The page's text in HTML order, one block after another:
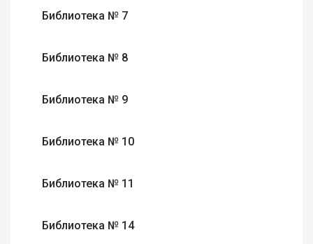
Библиотека № 7
Библиотека № 8
Библиотека № 9
Библиотека № 10
Библиотека № 11
Библиотека № 14